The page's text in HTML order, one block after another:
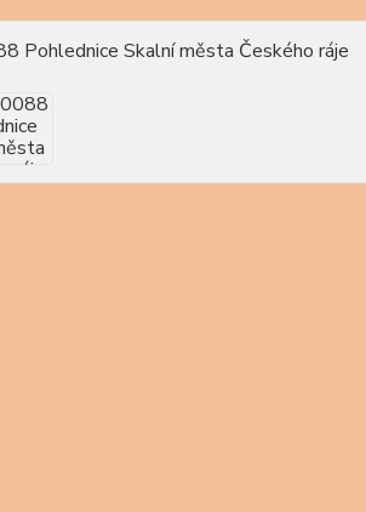
Souhlasím se zpracováním osobních údajůpro účely